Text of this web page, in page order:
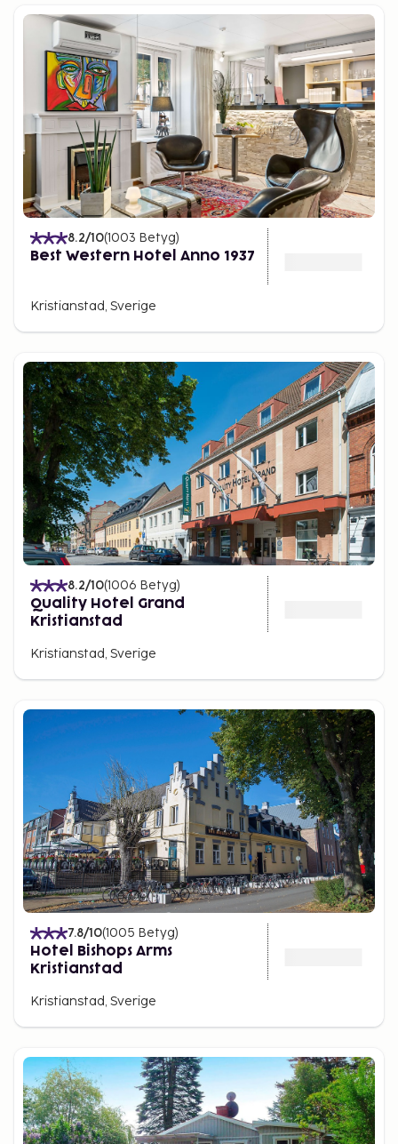
8.2/10(1003 Betyg)
Best Western Hotel Anno 1937
Kristianstad, Sverige
8.2/10(1006 Betyg)
Quality Hotel Grand
Kristianstad
Kristianstad, Sverige
7.8/10(1005 Betyg)
Hotel Bishops Arms
Kristianstad
Kristianstad, Sverige